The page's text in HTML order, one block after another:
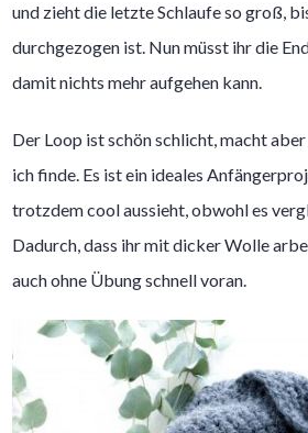
und zieht die letzte Schlaufe so groß,
durchgezogen ist. Nun müsst ihr die
damit nichts mehr aufgehen kann.
Der Loop ist schön schlicht, macht
ich finde. Es ist ein ideales
trotzdem cool aussieht, obwohl es
Dadurch, dass ihr mit dicker Wolle
auch ohne Übung schnell voran.